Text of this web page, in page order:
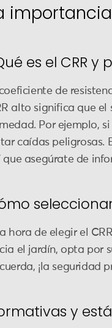
es el CRR
de
alto significa que el
Por ejemplo,
caídas peligrosas.
que asegúrate de
hora de elegir el
el jardín, opta por
¡la seguridad
y